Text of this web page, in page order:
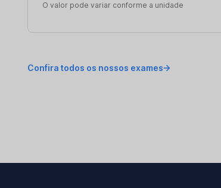
O valor pode variar conforme a unidade
Confira todos os nossos exames